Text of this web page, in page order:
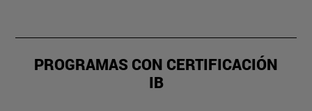
PROGRAMAS CON CERTIFICACIÓN
IB